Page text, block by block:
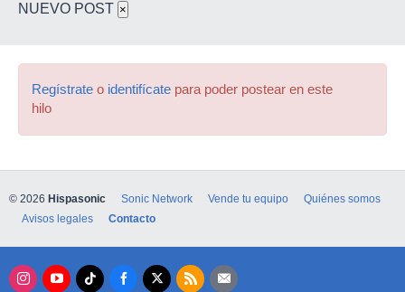
NUEVO POST ×
Regístrate o identifícate para poder postear en este
hilo
© 2026 Hispasonic Sonic Network Vende tu equipo
Quiénes somos
Avisos legales
Contacto